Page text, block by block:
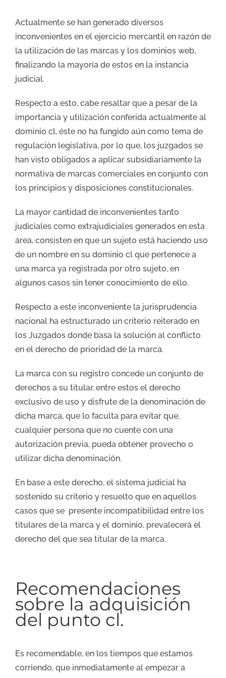
Actualmente se han generado diversos
inconvenientes en el ejercicio mercantil en razón de
la utilización de las marcas y los dominios web,
finalizando la mayoría de estos en la instancia
judicial.
Respecto a esto, cabe resaltar que a pesar de la
importancia y utilización conferida actualmente al
dominio cl, éste no ha fungido aún como tema de
regulación legislativa, por lo que, los juzgados se
han visto obligados a aplicar subsidiariamente la
normativa de marcas comerciales en conjunto con
los principios y disposiciones constitucionales.
La mayor cantidad de inconvenientes tanto
judiciales como extrajudiciales generados en esta
área, consisten en que un sujeto está haciendo uso
de un nombre en su dominio cl que pertenece a
una marca ya registrada por otro sujeto, en
algunos casos sin tener conocimiento de ello.
Respecto a este inconveniente la jurisprudencia
nacional ha estructurado un criterio reiterado en
los Juzgados donde basa la solución al conflicto
en el derecho de prioridad de la marca.
La marca con su registro concede un conjunto de
derechos a su titular, entre estos el derecho
exclusivo de uso y disfrute de la denominación de
dicha marca, que lo faculta para evitar que,
cualquier persona que no cuente con una
autorización previa, pueda obtener provecho o
utilizar dicha denominación.
En base a este derecho, el sistema judicial ha
sostenido su criterio y resuelto que en aquellos
casos que se presente incompatibilidad entre los
titulares de la marca y el dominio, prevalecerá el
derecho del que sea titular de la marca.
Recomendaciones
sobre la adquisición
del punto cl.
Es recomendable, en los tiempos que estamos
corriendo, que inmediatamente al empezar a